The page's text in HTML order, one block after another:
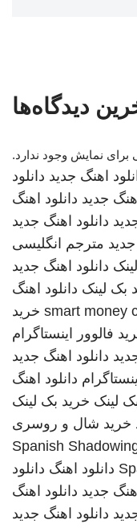
دیدگاه‌ها
برای نمایش وجود ندارد.
اهنگ جدید دانلود
جدید دانلود اهنگ
دانلود اهنگ جدید
مترجم انگلیسی
دانلود اهنگ جدید
بک لینک دانلود اهنگ
smart money خرید
فالوور اینستاگرام
دانلود اهنگ جدید
دانلود اهنگ
لینک خرید بک لینک
خرید شال و روسری
Spanish
دانلود اهنگ دانلود
جدید دانلود اهنگ
دانلود اهنگ جدید